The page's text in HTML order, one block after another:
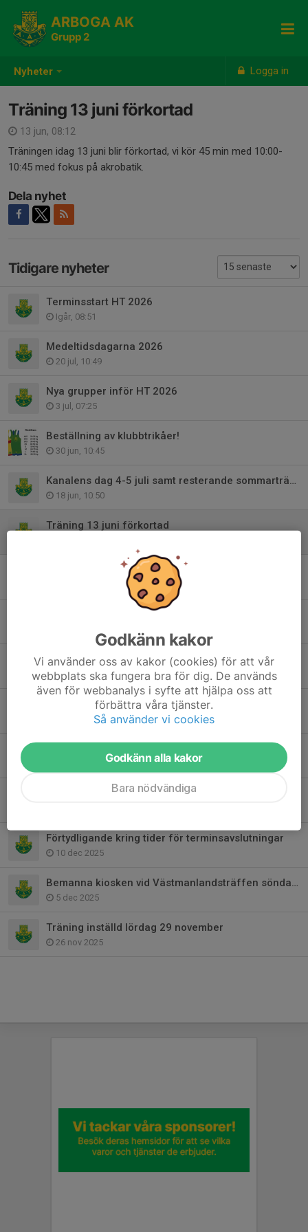
Nyheter Logga in
ARBOGA AK
Grupp 2
Träning 13 juni förkortad
13 jun, 08:12
Träningen idag 13 juni blir förkortad, vi kör 45 min med 10:00-
10:45 med fokus på akrobatik.
Dela nyhet
Tidigare nyheter
Terminsstart HT 2026
Igår, 08:51
Medeltidsdagarna 2026
20 jul, 10:49
Nya grupper inför HT 2026
3 jul, 07:25
Beställning av klubbtrikåer!
30 jun, 10:45
Kanalens dag 4-5 juli samt resterande sommarträning
18 jun, 10:50
Träning 13 juni förkortad
Uppdatering sommarträning 2026
11 maj, 09:59
Träning på påskafton 4 april inställd
31 mar, 15:00
Tränarutbildning för föräldrar söndag 11 januari
Förtydligande kring tider för terminsavslutningar
10 dec 2025
Bemanna kiosken vid Västmanlandsträffen söndag 14 december
5 dec 2025
Träning inställd lördag 29 november
26 nov 2025
Godkänn kakor
Vi använder oss av kakor (cookies) för att vår
webbplats ska fungera bra för dig. De används
även för webbanalys i syfte att hjälpa oss att
förbättra våra tjänster.
Så använder vi cookies
Godkänn alla kakor
Bara nödvändiga